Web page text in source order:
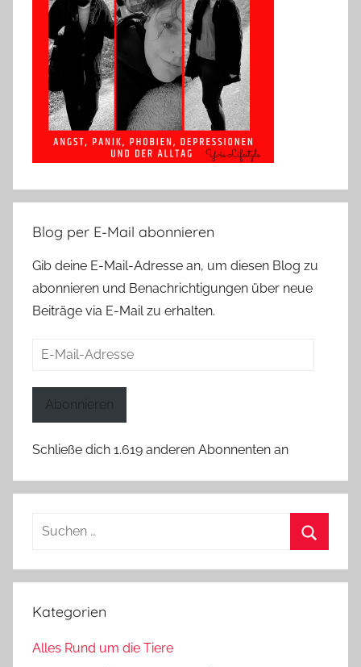
Blog per E-Mail abonnieren
Gib deine E-Mail-Adresse an, um diesen Blog zu
abonnieren und Benachrichtigungen über neue
Beiträge via E-Mail zu erhalten.
E-
Abonnieren
Schließe dich 1.619 anderen Abonnenten an
Suchen
Kategorien
Alles Rund um die Tiere